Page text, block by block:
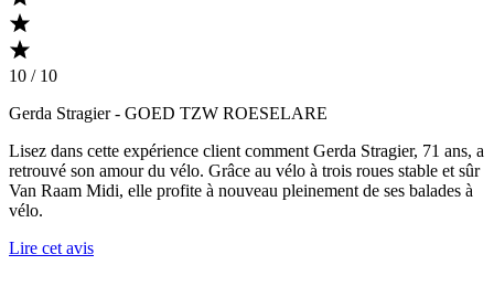
10 / 10
Gerda Stragier- GOED TZW ROESELARE
Lisez dans cette expérience client comment Gerda Stragier, 71 ans, a
retrouvé son amour du vélo. Grâce au vélo à trois roues stable et sûr
Van Raam Midi, elle profite à nouveau pleinement de ses balades à
vélo.
Lire cet avis